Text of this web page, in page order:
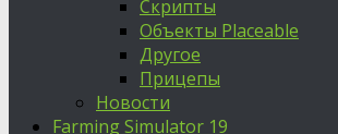
Скрипты
Объекты Placeable
Другое
Прицепы
Новости
Farming Simulator 19